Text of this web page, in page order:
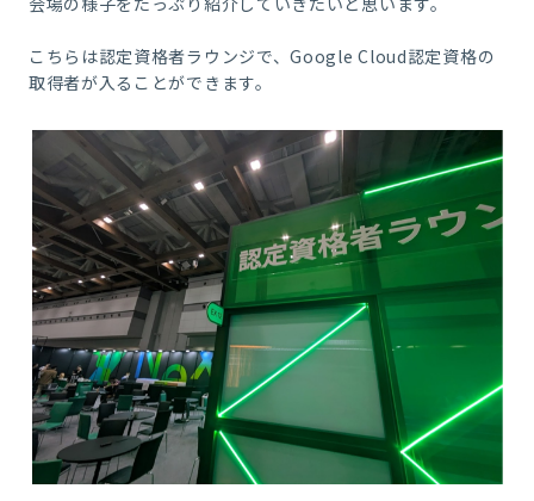
こちらは認定資格者ラウンジで、Google Cloud認定資格の
取得者が入ることができます。